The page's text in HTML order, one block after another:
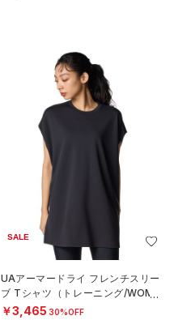
SALE
UAアーマードライ フレンチスリー
ブ Tシャツ（トレーニング/WOME
N）
￥3,465 30%OFF